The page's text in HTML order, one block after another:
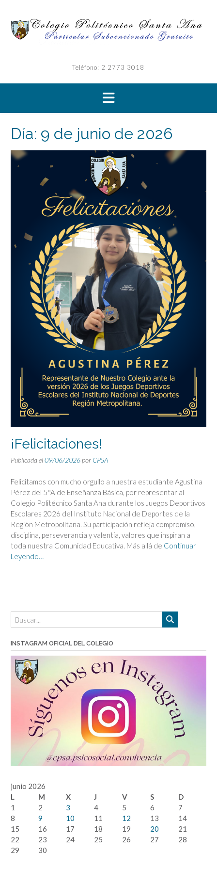
contenido
Teléfono: 2 2773 3018
Día: 9 de junio de 2026
¡Felicitaciones!
Publicada el09/06/2026por CPSA
Felicitamos con mucho orgullo a nuestra estudiante Agustina
Pérez del 5°A de Enseñanza Básica, por representar al
Colegio Politécnico Santa Ana durante los Juegos Deportivos
Escolares 2026 del Instituto Nacional de Deportes de la
Región Metropolitana. Su participación refleja compromiso,
disciplina, perseverancia y valentía, valores que inspiran a
toda nuestra Comunidad Educativa. Más allá de Continuar
Leyendo…
INSTAGRAM OFICIAL DEL COLEGIO
junio 2026
L
M X J V S
D
1
2 3 4 5 6
7
8
9 10 11 12 13
14
15
16 17 18 19 20
21
22
23 24 25 26 27
28
29
30